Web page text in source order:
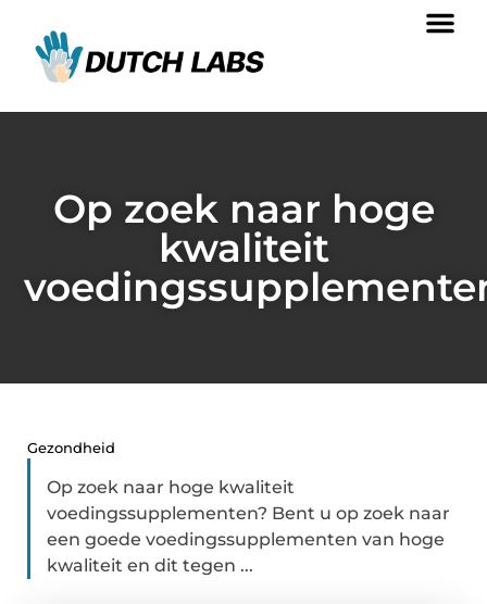
Op zoek naar hoge
kwaliteit
Gezondheid
Op zoek naar hoge kwaliteit
voedingssupplementen? Bent u op zoek naar
een goede voedingssupplementen van hoge
kwaliteit en dit tegen ...